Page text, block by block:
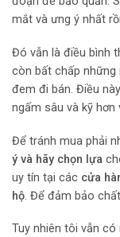
mắt và ưng ý nhất
Đó vẫn là điều bình
còn bất chấp những
đem đi bán. Điều
ngấm sâu và kỹ
Để tránh mua phải
ý và hãy chọn lựa
uy tín tại các cửa
hộ. Để đảm bảo
Tuy nhiên tôi vẫn